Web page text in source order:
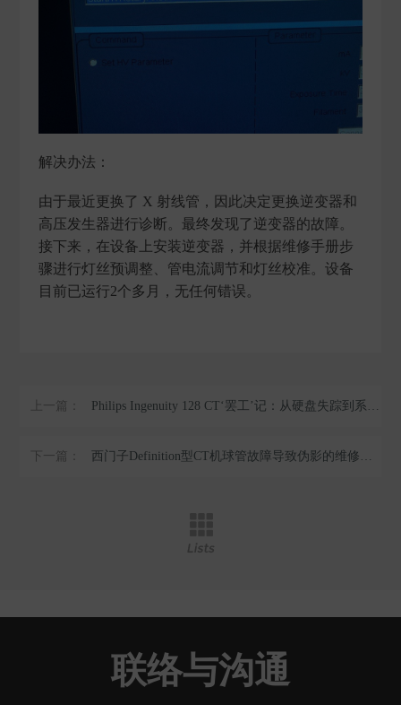
解决办法：
由于最近更换了 X 射线管，因此决定更换逆变器和
高压发生器进行诊断。最终发现了逆变器的故障。
接下来，在设备上安装逆变器，并根据维修手册步
骤进行灯丝预调整、管电流调节和灯丝校准。设备
目前已运行2个多月，无任何错误。
上一篇： Philips Ingenuity 128 CT‘罢工’记：从硬盘失踪到系统重生
下一篇：
联络与沟通